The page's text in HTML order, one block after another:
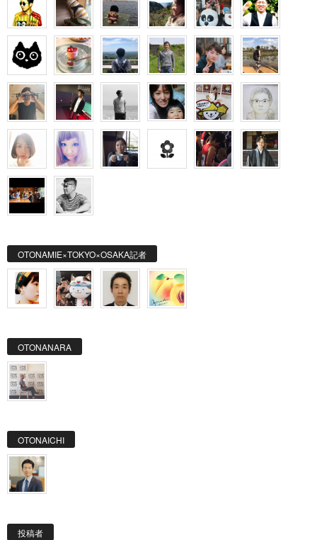
OTONAMIE×TOKYO×OSAKA記者
OTONANARA
OTONAICHI
投稿者